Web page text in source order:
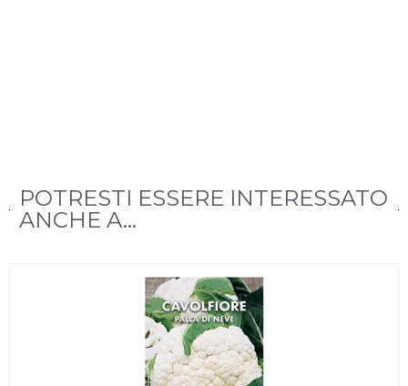
POTRESTI ESSERE INTERESSATO
ANCHE A...